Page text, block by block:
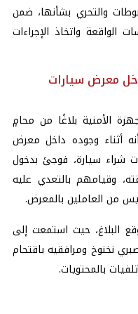
والتحري بشأنها، ضمن
الواقعة واتخاذ الإجراءات
معرض سيارات
الأمنية بلاغًا من محامٍ
فيه بأنه أثناء وجوده داخل معرض
شراء سيارة، فوجئ بدخول
وقيامهم بالتعدي عليه
من العاملين بالمعرض.
البلاغ، حيث استمعت إلى
نخنوخ ومرافقيه باقتحام
بالمحتويات.